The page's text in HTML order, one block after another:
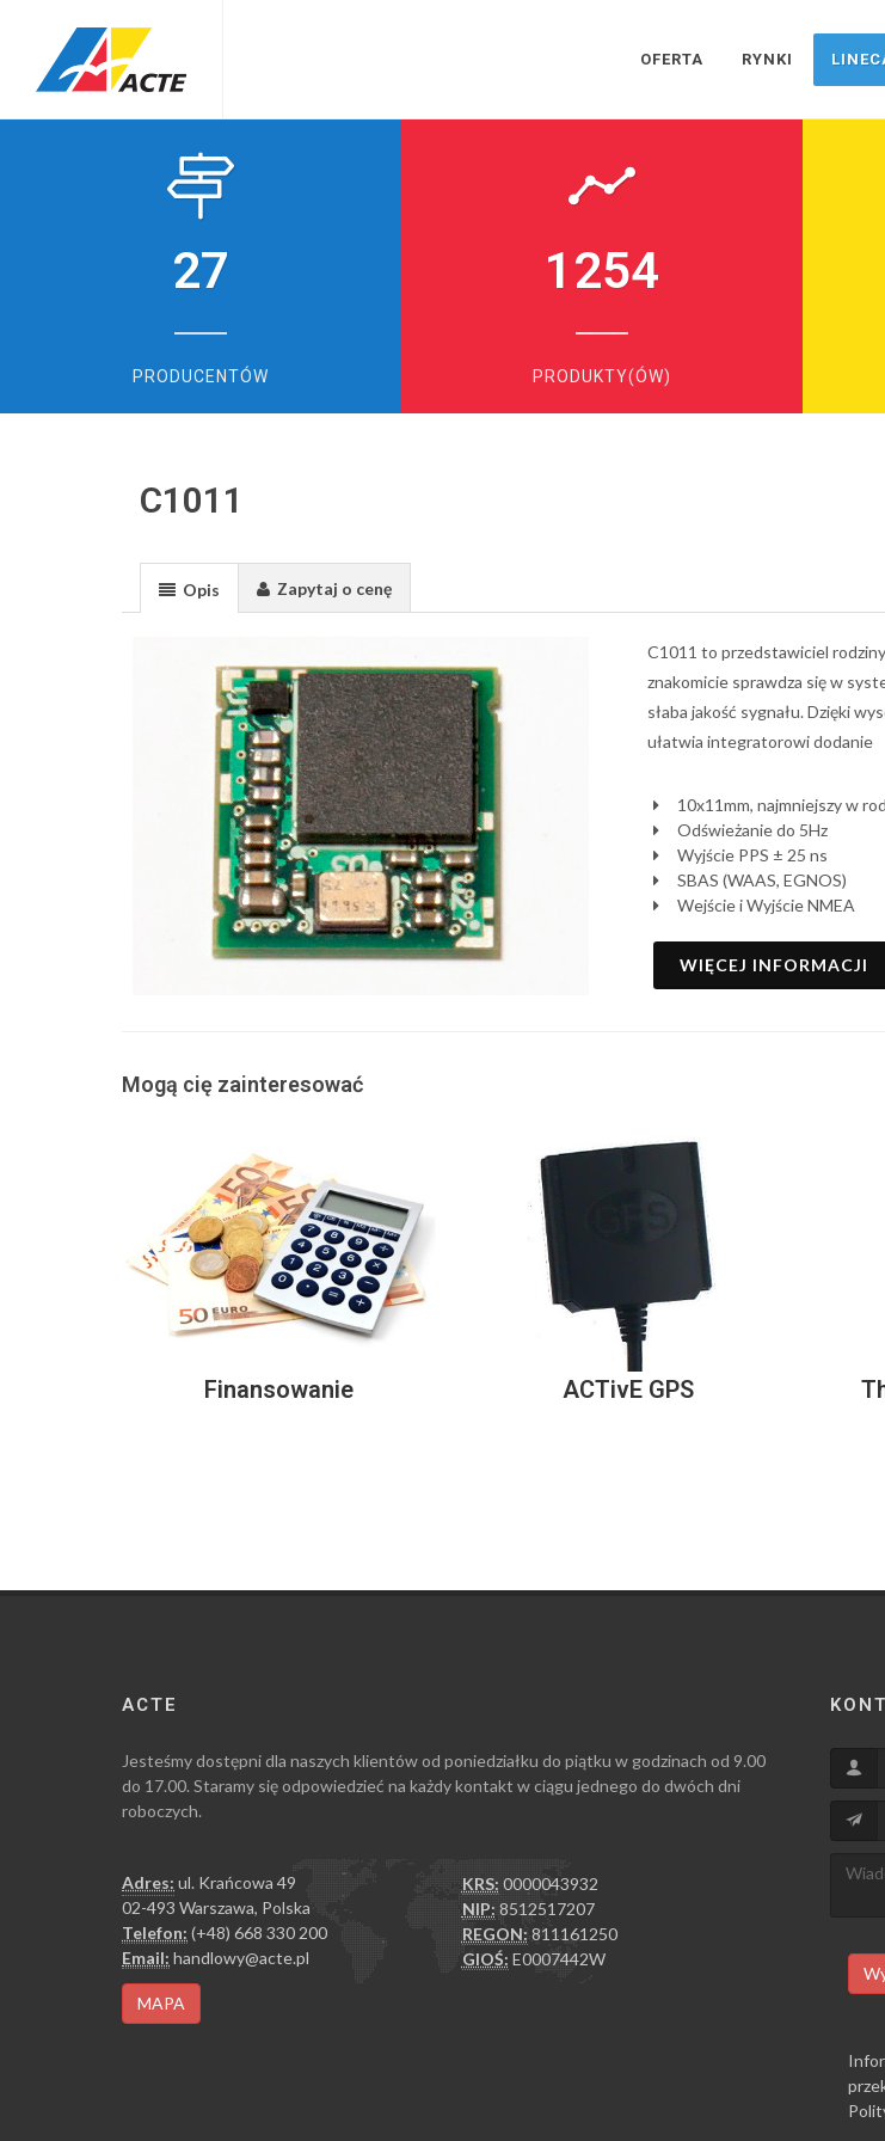
OFERTA RYNKI
27
PRODUCENTÓW
1254
PRODUKTY(ÓW)
C1011
Opis Zapytaj o cenę
C1011 to przedstawiciel
znakomicie sprawdza się w
słaba jakość sygnału. Dzięki
ułatwia integratorowi dodanie
10x11mm, najmniejszy w
Odświeżanie do 5Hz
Wyjście PPS ± 25 ns
SBAS (WAAS, EGNOS)
Wejście i Wyjście NMEA
WIĘCEJ INFORMACJI
Mogą cię zainteresować
Finansowanie ACTivE GPS
ACTE
Jesteśmy dostępni dla naszych klientów od poniedziałku do piątku w godzinach od 9.00
do 17.00. Staramy się odpowiedzieć na każdy kontakt w ciągu jednego do dwóch dni
roboczych.
Adres: ul. Krańcowa 49
02-493 Warszawa, Polska
Telefon: (+48) 668 330 200
Email: handlowy@acte.pl
KRS: 0000043932
NIP: 8512517207
REGON: 811161250
GIOŚ: E0007442W
MAPA